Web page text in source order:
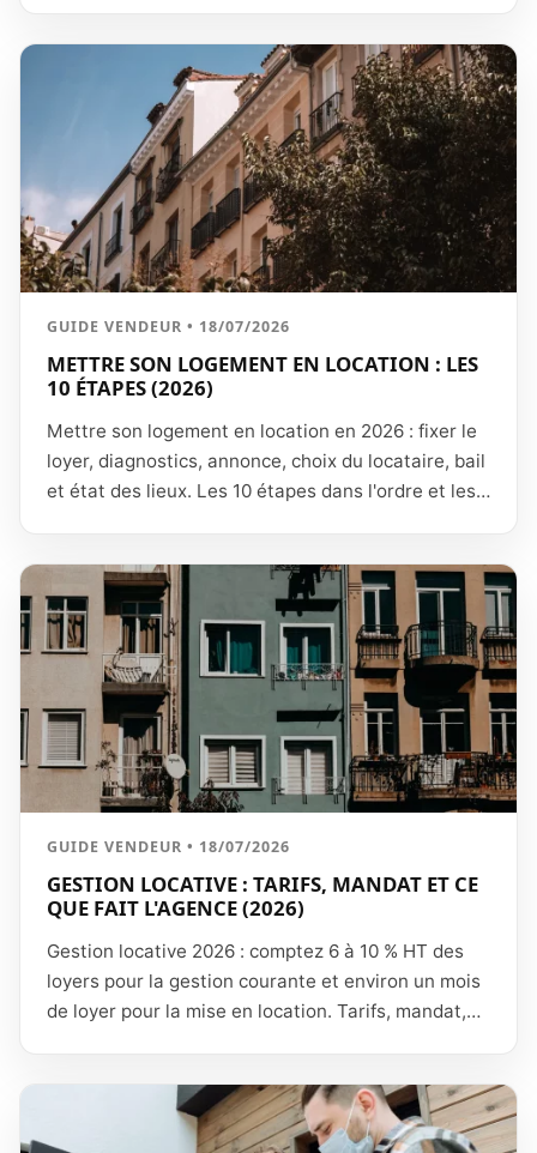
GUIDE VENDEUR • 18/07/2026
METTRE SON LOGEMENT EN LOCATION : LES
10 ÉTAPES (2026)
Mettre son logement en location en 2026 : fixer le
loyer, diagnostics, annonce, choix du locataire, bail
et état des lieux. Les 10 étapes dans l'ordre et les
GUIDE VENDEUR • 18/07/2026
GESTION LOCATIVE : TARIFS, MANDAT ET CE
QUE FAIT L'AGENCE (2026)
Gestion locative 2026 : comptez 6 à 10 % HT des
loyers pour la gestion courante et environ un mois
de loyer pour la mise en location. Tarifs, mandat,